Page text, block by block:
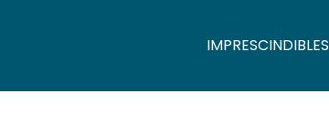
IMPRESCINDIBLES